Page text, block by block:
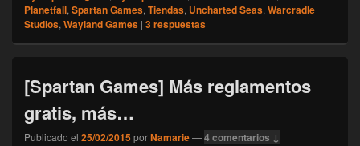
Planetfall, Spartan Games, Tiendas, Uncharted Seas, Warcradle
Studios, Wayland Games | 3respuestas
[Spartan Games] Más reglamentos
gratis, más…
Publicado el 25/02/2015porNamarie—4 comentarios ↓